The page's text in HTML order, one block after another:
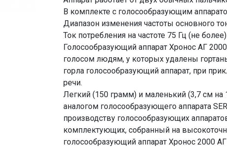
В комплекте с голосообразующим
Диапазон изменения частоты основного
Ток потребления на частоте 75 Гц (не
Голосообразующий аппарат Хронос АГ
голосом людям, у которых удалены
горла голосообразующий аппарат, при
речи.
Легкий (150 грамм) и маленький (3,7 см на
аналогом голосообразующего аппарата
производству голосообразующих
комплектующих, собранный на
голосообразующий аппарат Хронос 2000